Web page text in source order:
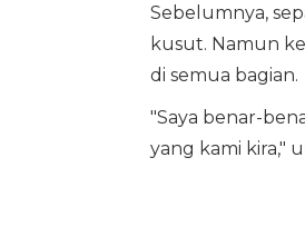
Sebelumnya,
kusut. Namun
di semua bagian.
"Saya benar-
yang kami kira,"